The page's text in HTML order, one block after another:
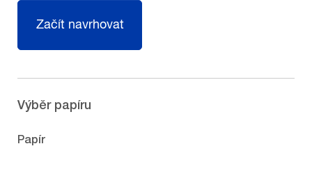
Začít navrhovat
Výběr papíru
Papír